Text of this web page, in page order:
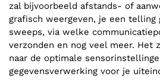
zal bijvoorbeeld afstands- of
grafisch weergeven, je een telling
sweeps, via welke
verzonden en nog veel meer. Het
naar de optimale
gegevensverwerking voor je